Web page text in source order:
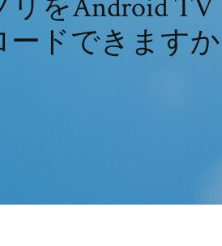
リをAndroid TV
ードできますか